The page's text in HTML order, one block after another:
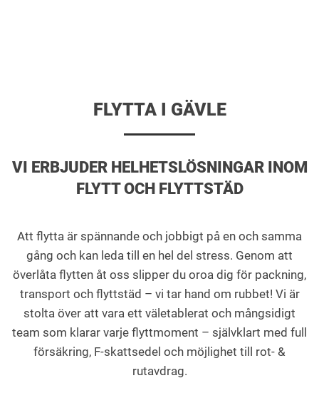
FLYTTA I GÄVLE
VI ERBJUDER HELHETSLÖSNINGAR INOM
FLYTT OCH FLYTTSTÄD
Att flytta är spännande och jobbigt på en och samma
gång och kan leda till en hel del stress. Genom att
överlåta flytten åt oss slipper du oroa dig för packning,
transport och flyttstäd – vi tar hand om rubbet! Vi är
stolta över att vara ett väletablerat och mångsidigt
team som klarar varje flyttmoment – självklart med full
försäkring, F-skattsedel och möjlighet till rot- &
rutavdrag.